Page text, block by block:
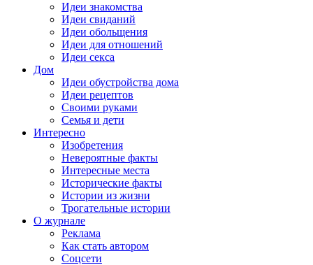
Идеи знакомства
Идеи свиданий
Идеи обольщения
Идеи для отношений
Идеи секса
Дом
Идеи обустройства дома
Идеи рецептов
Своими руками
Семья и дети
Интересно
Изобретения
Невероятные факты
Интересные места
Исторические факты
Истории из жизни
Трогательные истории
О журнале
Реклама
Как стать автором
Соцсети